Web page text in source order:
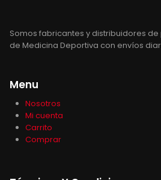
Somos fabricantes y distribuidores
de Medicina Deportiva con envíos
Menu
Nosotros
Mi cuenta
Carrito
Comprar